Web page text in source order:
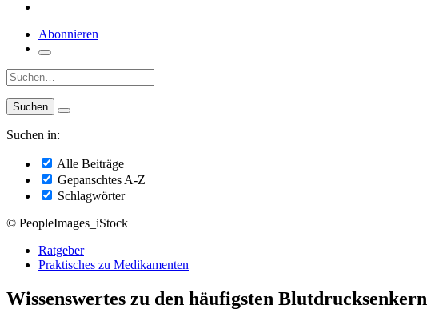
Abonnieren
Suche:
Suchen in:
Alle Beiträge
Gepanschtes A-Z
Schlagwörter
© PeopleImages_iStock
Ratgeber
Praktisches zu Medikamenten
Wissenswertes zu den häufigsten Blutdrucksenkern